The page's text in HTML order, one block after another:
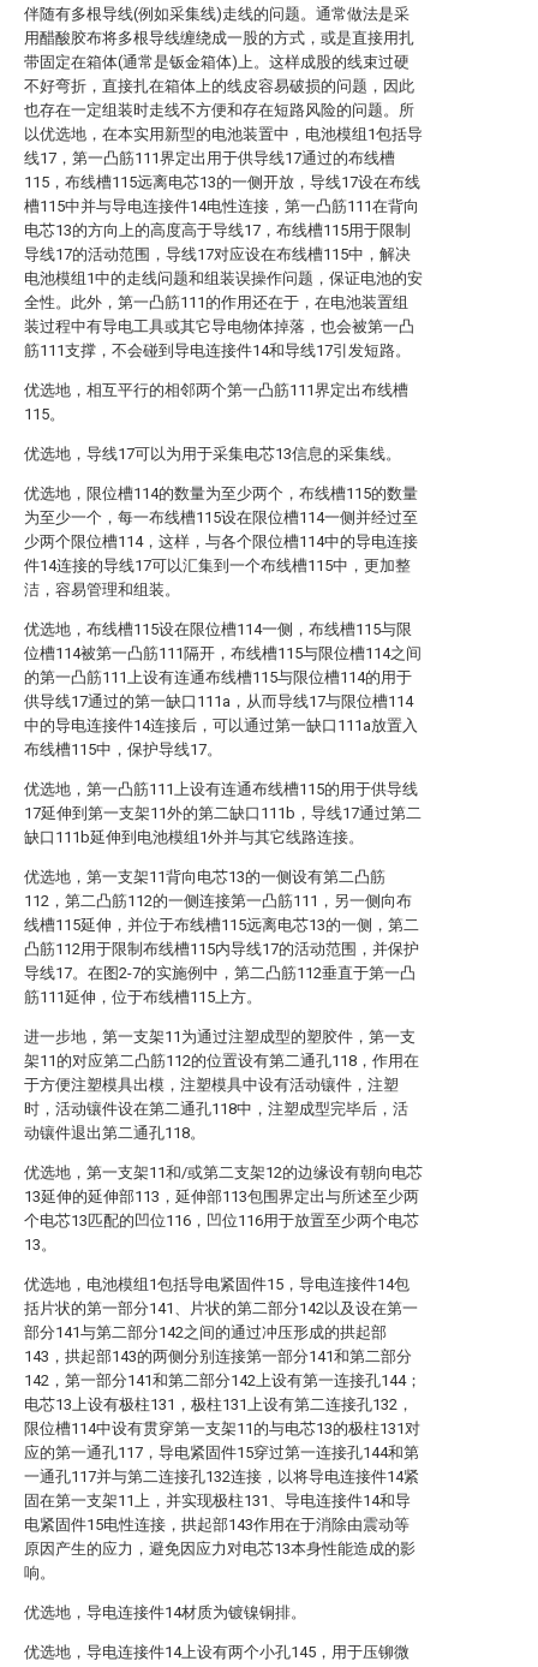
伴随有多根导线(例如采集线)走线的问题。通常做法是采
用醋酸胶布将多根导线缠绕成一股的方式，或是直接用扎
带固定在箱体(通常是钣金箱体)上。这样成股的线束过硬
不好弯折，直接扎在箱体上的线皮容易破损的问题，因此
也存在一定组装时走线不方便和存在短路风险的问题。所
以优选地，在本实用新型的电池装置中，电池模组1包括导
线17，第一凸筋111界定出用于供导线17通过的布线槽
115，布线槽115远离电芯13的一侧开放，导线17设在布线
槽115中并与导电连接件14电性连接，第一凸筋111在背向
电芯13的方向上的高度高于导线17，布线槽115用于限制
导线17的活动范围，导线17对应设在布线槽115中，解决
电池模组1中的走线问题和组装误操作问题，保证电池的安
全性。此外，第一凸筋111的作用还在于，在电池装置组
装过程中有导电工具或其它导电物体掉落，也会被第一凸
筋111支撑，不会碰到导电连接件14和导线17引发短路。
优选地，相互平行的相邻两个第一凸筋111界定出布线槽
115。
优选地，导线17可以为用于采集电芯13信息的采集线。
优选地，限位槽114的数量为至少两个，布线槽115的数量
为至少一个，每一布线槽115设在限位槽114一侧并经过至
少两个限位槽114，这样，与各个限位槽114中的导电连接
件14连接的导线17可以汇集到一个布线槽115中，更加整
洁，容易管理和组装。
优选地，布线槽115设在限位槽114一侧，布线槽115与限
位槽114被第一凸筋111隔开，布线槽115与限位槽114之间
的第一凸筋111上设有连通布线槽115与限位槽114的用于
供导线17通过的第一缺口111a，从而导线17与限位槽114
中的导电连接件14连接后，可以通过第一缺口111a放置入
布线槽115中，保护导线17。
优选地，第一凸筋111上设有连通布线槽115的用于供导线
17延伸到第一支架11外的第二缺口111b，导线17通过第二
缺口111b延伸到电池模组1外并与其它线路连接。
优选地，第一支架11背向电芯13的一侧设有第二凸筋
112，第二凸筋112的一侧连接第一凸筋111，另一侧向布
线槽115延伸，并位于布线槽115远离电芯13的一侧，第二
凸筋112用于限制布线槽115内导线17的活动范围，并保护
导线17。在图2-7的实施例中，第二凸筋112垂直于第一凸
筋111延伸，位于布线槽115上方。
进一步地，第一支架11为通过注塑成型的塑胶件，第一支
架11的对应第二凸筋112的位置设有第二通孔118，作用在
于方便注塑模具出模，注塑模具中设有活动镶件，注塑
时，活动镶件设在第二通孔118中，注塑成型完毕后，活
动镶件退出第二通孔118。
优选地，第一支架11和/或第二支架12的边缘设有朝向电芯
13延伸的延伸部113，延伸部113包围界定出与所述至少两
个电芯13匹配的凹位116，凹位116用于放置至少两个电芯
13。
优选地，电池模组1包括导电紧固件15，导电连接件14包
括片状的第一部分141、片状的第二部分142以及设在第一
部分141与第二部分142之间的通过冲压形成的拱起部
143，拱起部143的两侧分别连接第一部分141和第二部分
142，第一部分141和第二部分142上设有第一连接孔144；
电芯13上设有极柱131，极柱131上设有第二连接孔132，
限位槽114中设有贯穿第一支架11的与电芯13的极柱131对
应的第一通孔117，导电紧固件15穿过第一连接孔144和第
一通孔117并与第二连接孔132连接，以将导电连接件14紧
固在第一支架11上，并实现极柱131、导电连接件14和导
电紧固件15电性连接，拱起部143作用在于消除由震动等
原因产生的应力，避免因应力对电芯13本身性能造成的影
响。
优选地，导电连接件14材质为镀镍铜排。
优选地，导电连接件14上设有两个小孔145，用于压铆微